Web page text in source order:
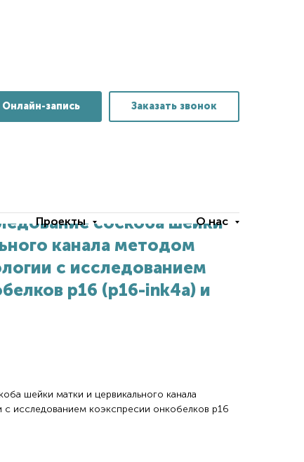
Онлайн-запись Заказать звонок
Проекты О нас
соскоба шейки
канала методом
с исследованием
р16 (р16-ink4a) и
шейки матки и цервикального канала
исследованием коэкспресии онкобелков р16